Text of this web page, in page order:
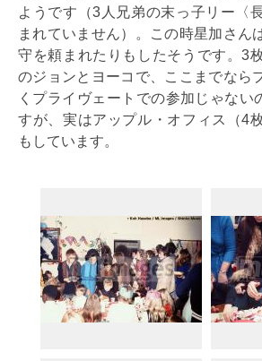
ようです（3人兄弟の末っ子リー〈
まれていません）。この時星加さん
守を頼まれたりもしたそうです。3
のジョンとヨーコで、ここまでなら
くプライヴェートでの参加じゃない
すが、実はアップル・オフィス（4
もしています。